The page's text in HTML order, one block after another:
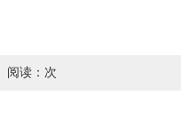
阅读： 次